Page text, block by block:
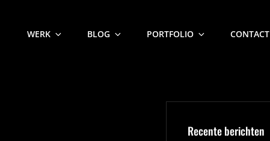
WERK BLOG PORTFOLIO CONTACT
Recente berichten